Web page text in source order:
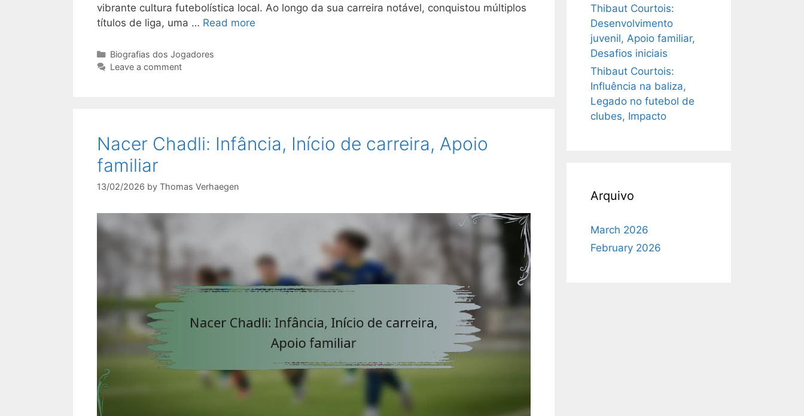
vibrante cultura futebolística local. Ao longo da sua carreira notável, conquistou múltiplos
títulos de liga, uma … Read more
Categories
Biografias dos Jogadores
Leave a comment
Nacer Chadli: Infância, Início de carreira, Apoio
familiar
13/02/2026 by Thomas Verhaegen
Thibaut Courtois:
Desenvolvimento
juvenil, Apoio familiar,
Desafios iniciais
Thibaut Courtois:
Influência na baliza,
Legado no futebol de
clubes, Impacto
Arquivo
March 2026
February 2026